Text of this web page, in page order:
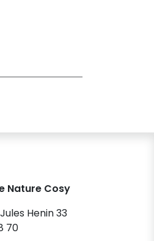
Nature Cosy
Henin 33
70